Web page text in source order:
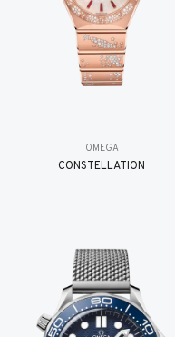
OMEGA
CONSTELLATION